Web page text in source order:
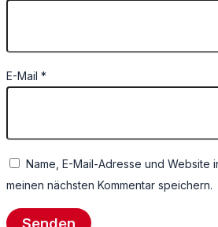
E-Mail *
Name, E-Mail-Adresse und Website
meinen nächsten Kommentar speichern.